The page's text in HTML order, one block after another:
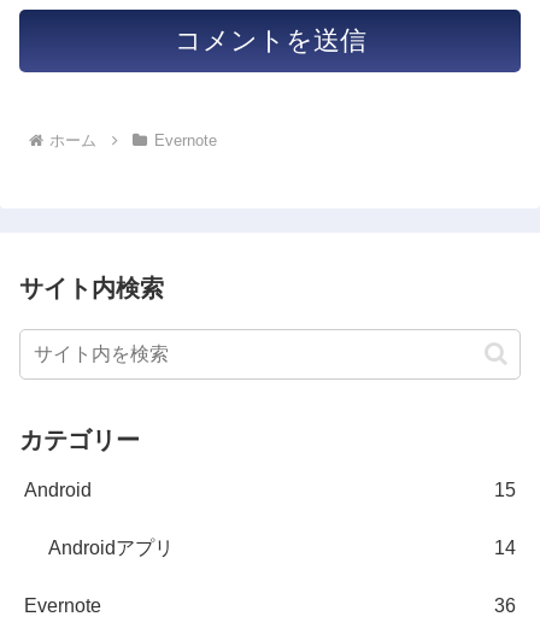
ホーム Evernote
サイト内検索
カテゴリー
Android 15
Androidアプリ 14
Evernote 36